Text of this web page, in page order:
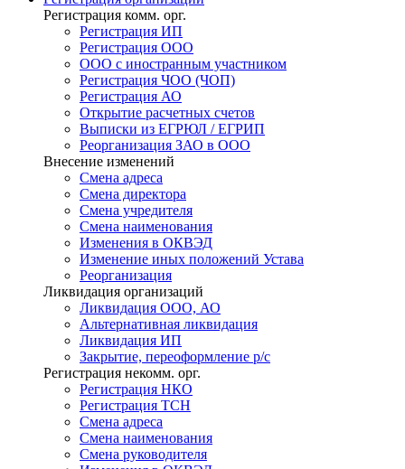
Регистрация комм. орг.
Регистрация ИП
Регистрация ООО
ООО с иностранным участником
Регистрация ЧОО (ЧОП)
Регистрация АО
Открытие расчетных счетов
Выписки из ЕГРЮЛ / ЕГРИП
Реорганизация ЗАО в ООО
Внесение изменений
Смена адреса
Смена директора
Cмена учредителя
Смена наименования
Изменения в ОКВЭД
Изменение иных положений Устава
Реорганизация
Ликвидация организаций
Ликвидация ООО, АО
Альтернативная ликвидация
Ликвидация ИП
Закрытие, переоформление р/с
Регистрация некомм. орг.
Регистрация НКО
Регистрация ТСН
Смена адреса
Смена наименования
Смена руководителя